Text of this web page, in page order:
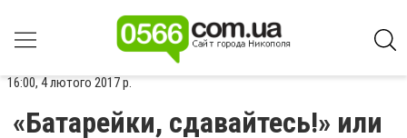
16:00, 4 лютого 2017 р.
«Батарейки, сдавайтесь!» или